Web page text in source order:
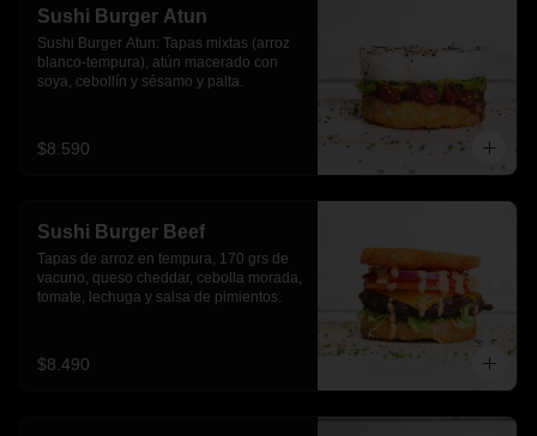
Sushi Burger Atun
Sushi Burger Atun: Tapas mixtas (arroz
blanco-tempura), atún macerado con
soya, cebollín y sésamo y palta.
$8.590
Sushi Burger Beef
Tapas de arroz en tempura, 170 grs de
vacuno, queso cheddar, cebolla morada,
tomate, lechuga y salsa de pimientos.
$8.490